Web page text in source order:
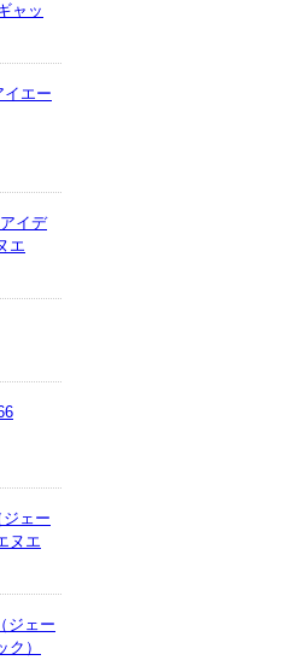
ャッ
イエー
イデ
エ
ェー
ヌエ
ジェー
ク）